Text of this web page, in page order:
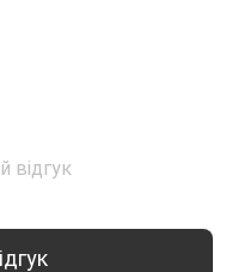
відгук